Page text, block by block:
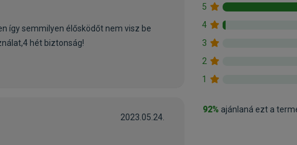
5
4
3
2
1
92% ajánlaná ezt a
így semmilyen élősködőt nem visz be
hét biztonság!
2023.05.24.